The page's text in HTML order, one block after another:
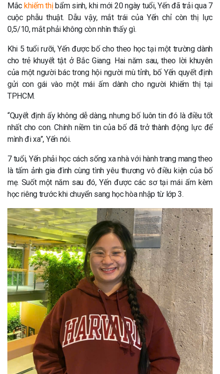
Mắckhiếm thị bẩm sinh, khi mới 20 ngày tuổi, Yến đã trải qua 7
cuộc phẫu thuật. Dẫu vậy, mắt trái của Yến chỉ còn thị lực
0,5/10, mắt phải không còn nhìn thấy gì.
Khi 5 tuổi rưỡi, Yến được bố cho theo học tại một trường dành
cho trẻ khuyết tật ở Bắc Giang. Hai năm sau, theo lời khuyên
của một người bác trong hội người mù tỉnh, bố Yến quyết định
gửi con gái vào một mái ấm dành cho người khiếm thị tại
TPHCM.
“Quyết định ấy không dễ dàng, nhưng bố luôn tin đó là điều tốt
nhất cho con. Chính niềm tin của bố đã trở thành động lực để
mình đi xa”, Yến nói.
7 tuổi, Yến phải học cách sống xa nhà với hành trang mang theo
là tấm ảnh gia đình cùng tình yêu thương vô điều kiện của bố
mẹ. Suốt một năm sau đó, Yến được các sơ tại mái ấm kèm
học riêng trước khi chuyển sang học hòa nhập từ lớp 3.